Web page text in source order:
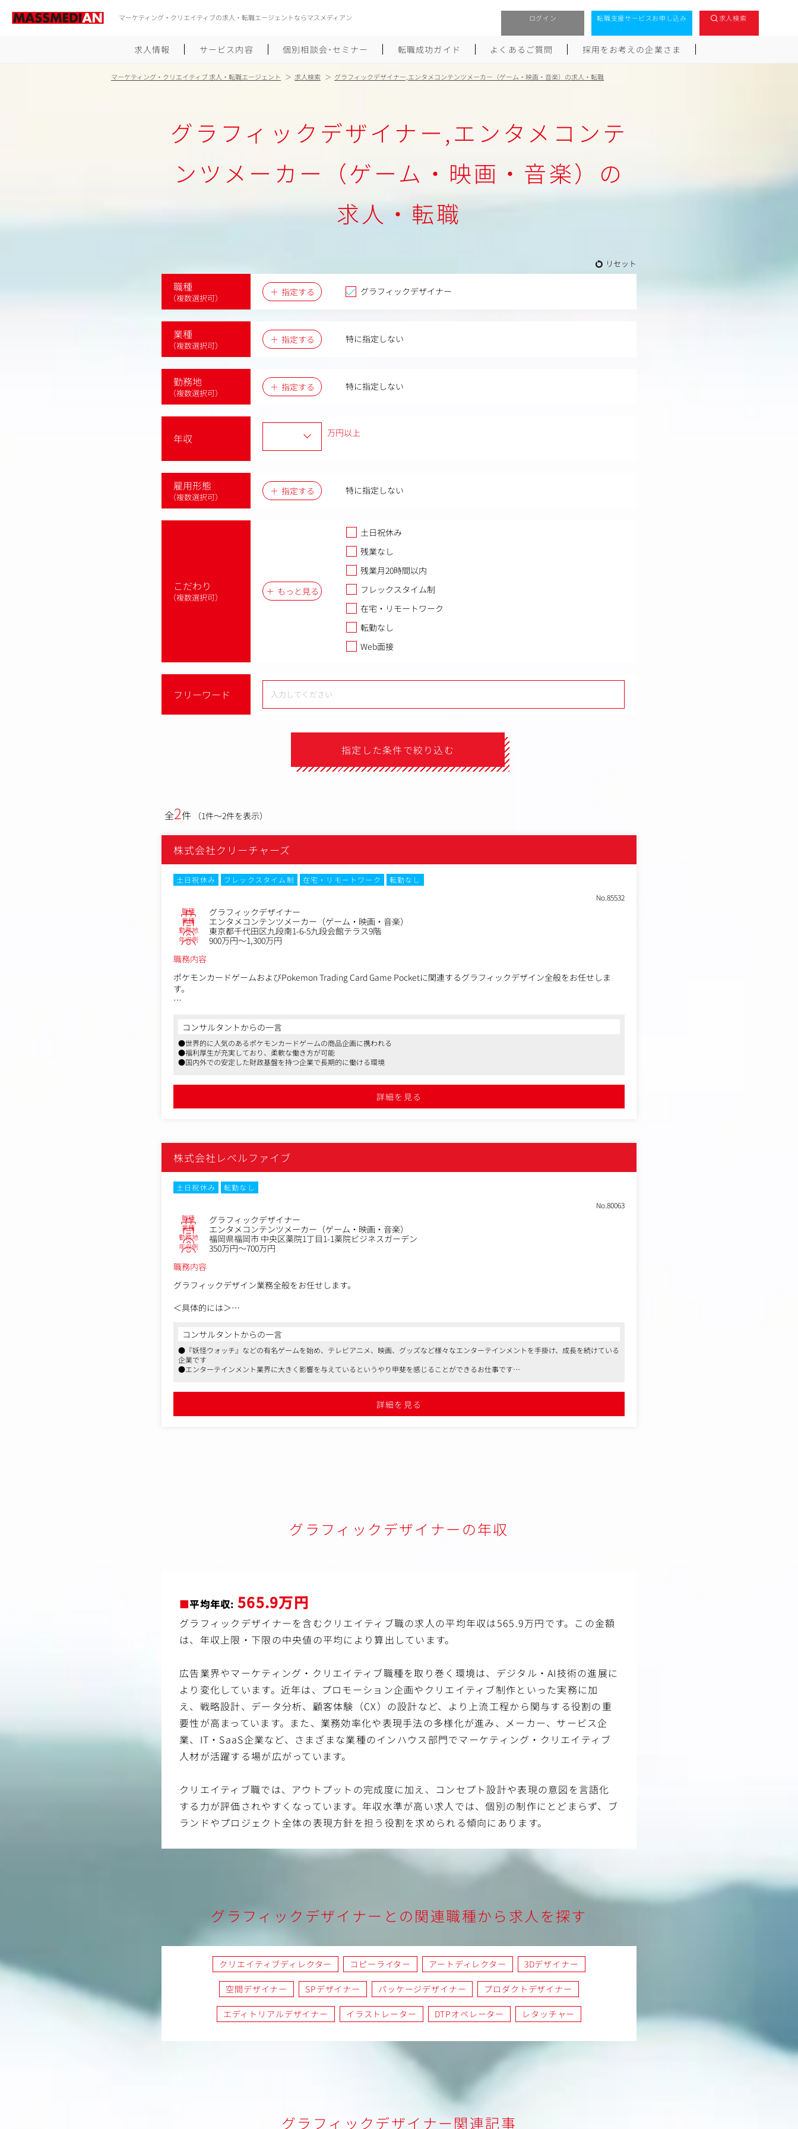
マーケティング・クリエイティブの求人・転職エージェントならマスメディアン ログイン 転職支援サービスお申し込み 求人検索
求人情報 サービス内容 個別相談会･セミナー 転職成功ガイド
履歴書のつくり方
ポートフォリオのつくり方
大手広告会社への転職
しゅふクリ･ママクリ転職
年収アップ転職
よくあるご質問 採用をお考えの企業さま
マーケティング・クリエイティブ 求人・転職エージェント 求人検索 グラフィックデザイナー,エンタメコンテンツメーカー（ゲーム・映画・音楽）の求人・転職
グラフィックデザイナー,エンタメコンテ
ンツメーカー（ゲーム・映画・音楽）の
求人・転職
リセット
職種
（複数選択可）
指定する グラフィックデザイナー
業種
（複数選択可）
指定する 特に指定しない
勤務地
（複数選択可）
指定する 特に指定しない
年収 万円以上
雇用形態
（複数選択可）
指定する 特に指定しない
こだわり
（複数選択可）
もっと見る
土日祝休み
残業なし
残業月20時間以内
フレックスタイム制
在宅・リモートワーク
転勤なし
Web面接
フリーワード
指定した条件で絞り込む
全2件 （1件～2件を表示）
株式会社クリーチャーズ
土日祝休み フレックスタイム制 在宅・リモートワーク
転勤なし
No.85532
職種 グラフィックデザイナー
業種 エンタメコンテンツメーカー（ゲーム・映画・音楽）
勤務地 東京都千代田区九段南1-6-5九段会館テラス9階
年収例
900万円～1,300万円
職務内容
ポケモンカードゲームおよびPokemon Trading Card Game Pocketに関連するグラフィックデザイン全般をお任せしま
す。
■デザイン業務
・商品のパッケージデザイン、ロゴ制作
・販促物のデザイン制作（ポスター、グッズ、イベントロゴなど）
・企画段階における商品デザインイメージの作成
・カード券面のデザイン制作
コンサルタントからの一言
●世界的に人気のあるポケモンカードゲームの商品企画に携われる
●福利厚生が充実しており、柔軟な働き方が可能
●国内外での安定した財政基盤を持つ企業で長期的に働ける環境
詳細を見る
株式会社レベルファイブ
土日祝休み
転勤なし
No.80063
職種 グラフィックデザイナー
業種 エンタメコンテンツメーカー（ゲーム・映画・音楽）
勤務地 福岡県福岡市 中央区薬院1丁目1-1薬院ビジネスガーデン
年収例
350万円～700万円
職務内容
グラフィックデザイン業務全般をお任せします。
＜具体的には＞
・企業広報・社内印刷物（CIデザイン／会社紹介パンフレット／名刺等）全般の制作
・広告物（雑誌広告／チラシ／柱巻き広告等）、イベント関連印刷物の制作
・ゲームやアニメ、映画、イベント、映像、Webサイトなどで使用するロゴのデザイン
・プレスリリース、SNS、ストア等で使用するバナー、サムネイルのデザイン
・イベントや配信番組等で使用する画面表示物（スライド／テロップ等）のデザイン
・ゲームのレーティング審査に関する対応（書類や審査用資料作成等）
コンサルタントからの一言
●『妖怪ウォッチ』などの有名ゲームを始め、テレビアニメ、映画、グッズなど様々なエンターテインメントを手掛け、成長を続けている
企業です
●エンターテインメント業界に大きく影響を与えているというやり甲斐を感じることができるお仕事です
詳細を見る
グラフィックデザイナーの年収
■平均年収: 565.9万円
グラフィックデザイナーを含むクリエイティブ職の求人の平均年収は565.9万円です。この金額
は、年収上限・下限の中央値の平均により算出しています。
広告業界やマーケティング・クリエイティブ職種を取り巻く環境は、デジタル・AI技術の進展に
より変化しています。近年は、プロモーション企画やクリエイティブ制作といった実務に加
え、戦略設計、データ分析、顧客体験（CX）の設計など、より上流工程から関与する役割の重
要性が高まっています。また、業務効率化や表現手法の多様化が進み、メーカー、サービス企
業、IT・SaaS企業など、さまざまな業種のインハウス部門でマーケティング・クリエイティブ
人材が活躍する場が広がっています。
クリエイティブ職では、アウトプットの完成度に加え、コンセプト設計や表現の意図を言語化
する力が評価されやすくなっています。年収水準が高い求人では、個別の制作にとどまらず、ブ
ランドやプロジェクト全体の表現方針を担う役割を求められる傾向にあります。
グラフィックデザイナーとの関連職種から求人を探す
クリエイティブディレクター コピーライター アートディレクター 3Dデザイナー
空間デザイナー SPデザイナー パッケージデザイナー プロダクトデザイナー
エディトリアルデザイナー イラストレーター DTPオペレーター レタッチャー
グラフィックデザイナー関連記事